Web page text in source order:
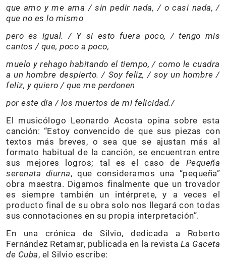
que amo y me ama / sin pedir nada, / o casi nada, /
que no es lo mismo
pero es igual. / Y si esto fuera poco, / tengo mis
cantos / que, poco a poco,
muelo y rehago habitando el tiempo, / como le cuadra
a un hombre despierto. / Soy feliz, / soy un hombre /
feliz, y quiero / que me perdonen
por este día / los muertos de mi felicidad./
El musicólogo Leonardo Acosta opina sobre esta
canción: “Estoy convencido de que sus piezas con
textos más breves, o sea que se ajustan más al
formato habitual de la canción, se encuentran entre
sus mejores logros; tal es el caso de Pequeña
serenata diurna, que consideramos una “pequeña”
obra maestra. Digamos finalmente que un trovador
es siempre también un intérprete, y a veces el
producto final de su obra solo nos llegará con todas
sus connotaciones en su propia interpretación”.
En una crónica de Silvio, dedicada a Roberto
Fernández Retamar, publicada en la revista La Gaceta
de Cuba, el Silvio escribe: